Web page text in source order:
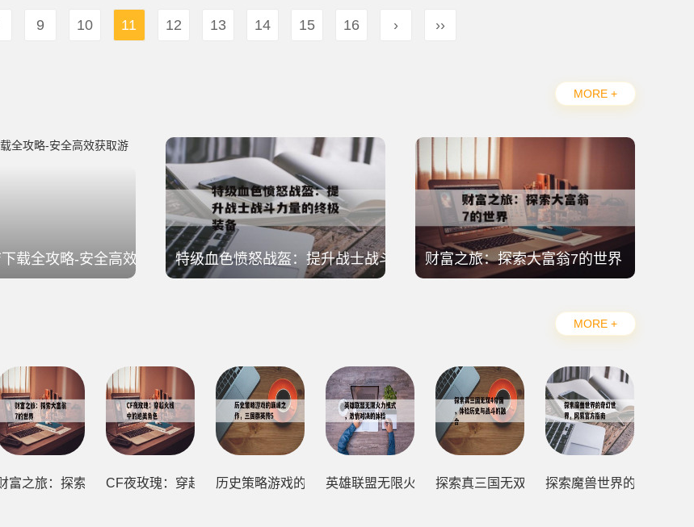
9 10 11 12 13 14 15 16 › ››
MORE +
载全攻略-安全高效获取游戏资源特级血色愤怒战盔：提升战士战斗力量的终极装备财富之旅：探索大富翁7的世界
MORE +
戏资源
升战士战斗力量的终极装备
富之旅：探索大富翁7的世界CF夜玫瑰：穿越火线中的绝美角色历史策略游戏的巅峰之作，三国群英传5
英雄联盟无限火力模式，激情对决的体验
探索真三国无双4帝国，体验历史与战斗的融
探索魔兽世界的奇幻世界